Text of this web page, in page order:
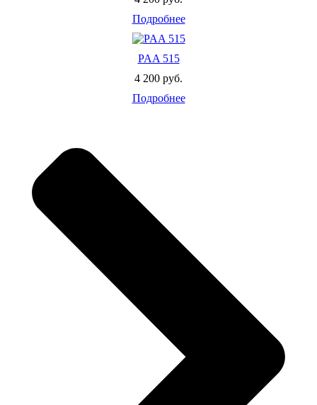
Подробнее
PAA 515
4 200 руб.
Подробнее